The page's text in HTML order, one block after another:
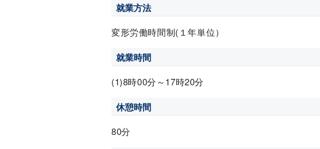
就業方法
変形労働時間制(１年単位）
就業時間
(1)8時00分～17時20分
休憩時間
80分